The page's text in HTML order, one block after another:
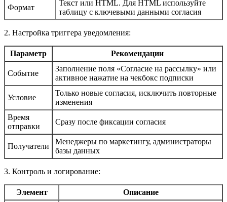
Формат
Текст или HTML. Для HTML используйте
таблицу с ключевыми данными согласия
2. Настройка триггера уведомления:
Параметр Рекомендации
Событие
Заполнение поля «Согласие на рассылку» или
активное нажатие на чекбокс подписки
Условие
Только новые согласия, исключить повторные
изменения
Время
отправки
Сразу после фиксации согласия
Получатели
Менеджеры по маркетингу, администраторы
базы данных
3. Контроль и логирование:
Элемент
Описание